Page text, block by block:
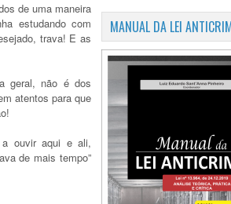
de uma maneira
estudando com
trava! E as
geral, não é dos
atentos para que
ouvir aqui e ali,
de mais tempo”
MANUAL DA LEI